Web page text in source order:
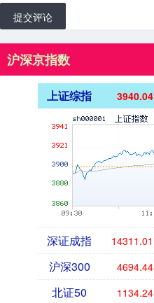
提交评论
沪深京指数
上证综指 3940.04
深证成指 14311.01
沪深300 4694.44
北证50 1134.24